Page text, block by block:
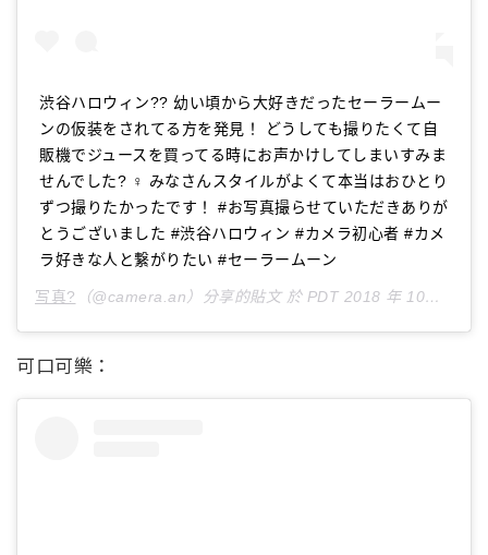
渋谷ハロウィン?? 幼い頃から大好きだったセーラームー
ンの仮装をされてる方を発見！ どうしても撮りたくて自
販機でジュースを買ってる時にお声かけしてしまいすみま
せんでした? ♀️ みなさんスタイルがよくて本当はおひとり
ずつ撮りたかったです！ #お写真撮らせていただきありが
とうございました #渋谷ハロウィン #カメラ初心者 #カメ
ラ好きな人と繋がりたい #セーラームーン
写真? （@camera.an）分享的貼文 於 PDT 2018 年 10月 月 27 日 上午 5:15
可口可樂：